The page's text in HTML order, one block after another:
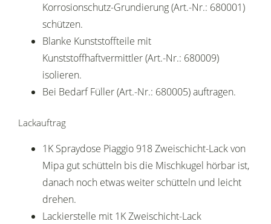
Korrosionschutz-Grundierung (Art.-Nr.: 680001)
schützen.
Blanke Kunststoffteile mit
Kunststoffhaftvermittler (Art.-Nr.: 680009)
isolieren.
Bei Bedarf Füller (Art.-Nr.: 680005) auftragen.
Lackauftrag
1K Spraydose Piaggio 918 Zweischicht-Lack von
Mipa gut schütteln bis die Mischkugel hörbar ist,
danach noch etwas weiter schütteln und leicht
drehen.
Lackierstelle mit 1K Zweischicht-Lack